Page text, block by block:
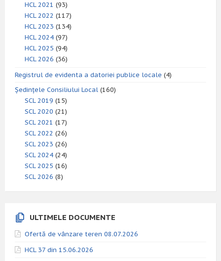
HCL 2021 (93)
HCL 2022 (117)
HCL 2023 (134)
HCL 2024 (97)
HCL 2025 (94)
HCL 2026 (36)
Registrul de evidenta a datoriei publice locale (4)
Ședințele Consiliului Local (160)
SCL 2019 (15)
SCL 2020 (21)
SCL 2021 (17)
SCL 2022 (26)
SCL 2023 (26)
SCL 2024 (24)
SCL 2025 (16)
SCL 2026 (8)
ULTIMELE DOCUMENTE
Ofertă de vânzare teren 08.07.2026
HCL 37 din 15.06.2026